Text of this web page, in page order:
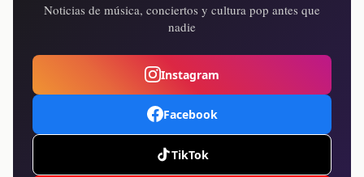
Noticias de música, conciertos y cultura pop antes que
nadie
Instagram
Facebook
TikTok